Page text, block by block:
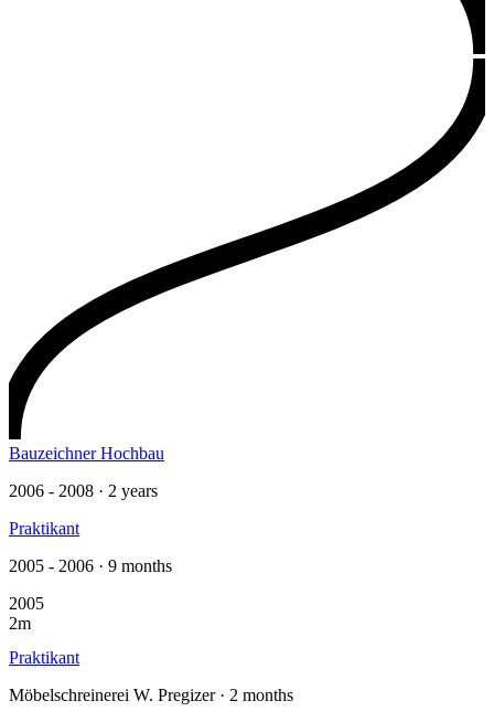
Bauzeichner Hochbau
2006 - 2008 · 2 years
Praktikant
2005 - 2006 · 9 months
2005
2m
Praktikant
Möbelschreinerei W. Pregizer · 2 months